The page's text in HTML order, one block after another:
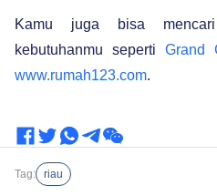
Kamu juga bisa
kebutuhanmu seperti Grand
www.rumah123.com.
Tag: riau